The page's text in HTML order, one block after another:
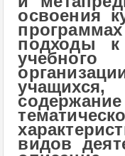
освоения
подходы к
видов